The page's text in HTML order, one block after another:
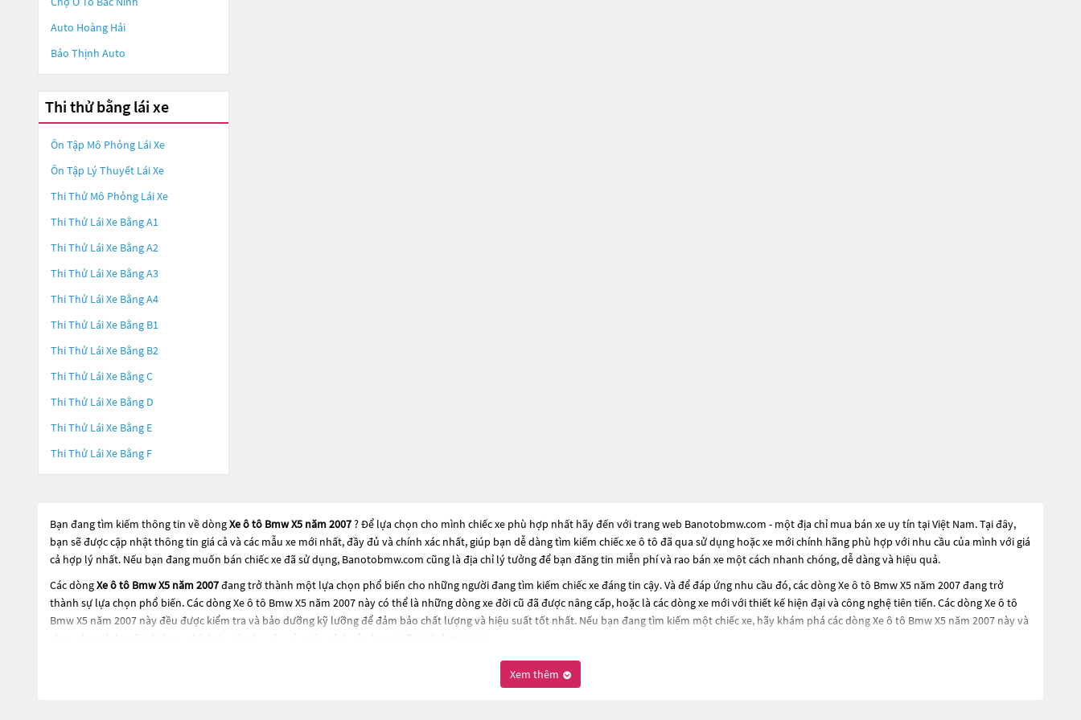
Auto Hoàng Hải
Bảo Thịnh Auto
Thi thử bằng lái xe
Ôn Tập Mô Phỏng Lái Xe
Ôn Tập Lý Thuyết Lái Xe
Thi Thử Mô Phỏng Lái Xe
Thi Thử Lái Xe Bằng A1
Thi Thử Lái Xe Bằng A2
Thi Thử Lái Xe Bằng A3
Thi Thử Lái Xe Bằng A4
Thi Thử Lái Xe Bằng B1
Thi Thử Lái Xe Bằng B2
Thi Thử Lái Xe Bằng C
Thi Thử Lái Xe Bằng D
Thi Thử Lái Xe Bằng E
Thi Thử Lái Xe Bằng F
Bạn đang tìm kiếm thông tin về dòngXe ô tô Bmw X5 năm 2007? Để lựa chọn cho mình chiếc xe phù hợp nhất hãy đến với trang web Banotobmw.com - một địa chỉ mua bán xe uy tín tại Việt Nam. Tại đây,
bạn sẽ được cập nhật thông tin giá cả và các mẫu xe mới nhất, đầy đủ và chính xác nhất, giúp bạn dễ dàng tìm kiếm chiếc xe ô tô đã qua sử dụng hoặc xe mới chính hãng phù hợp với nhu cầu của mình với giá
cả hợp lý nhất. Nếu bạn đang muốn bán chiếc xe đã sử dụng, Banotobmw.com cũng là địa chỉ lý tưởng để bạn đăng tin miễn phí và rao bán xe một cách nhanh chóng, dễ dàng và hiệu quả.
Các dòngXe ô tô Bmw X5 năm 2007đang trở thành một lựa chọn phổ biến cho những người đang tìm kiếm chiếc xe đáng tin cậy. Và để đáp ứng nhu cầu đó, các dòngXe ô tô Bmw X5 năm 2007đang trở
thành sự lựa chọn phổ biến. Các dòngXe ô tô Bmw X5 năm 2007 này có thể là những dòng xe đời cũ đã được nâng cấp, hoặc là các dòng xe mới với thiết kế hiện đại và công nghệ tiên tiến. Các dòngXe ô tô
Bmw X5 năm 2007 này đều được kiểm tra và bảo dưỡng kỹ lưỡng để đảm bảo chất lượng và hiệu suất tốt nhất. Nếu bạn đang tìm kiếm một chiếc xe, hãy khám phá các dòngXe ô tô Bmw X5 năm 2007 này và
chọn cho mình một chiếc xe phù hợp với nhu cầu và ngân sách của bạn tại
Banotobmw.com
Xem thêm